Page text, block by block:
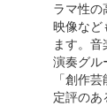
ラマ性の
映像など
ます。
演奏グル
「創作
定評のあ